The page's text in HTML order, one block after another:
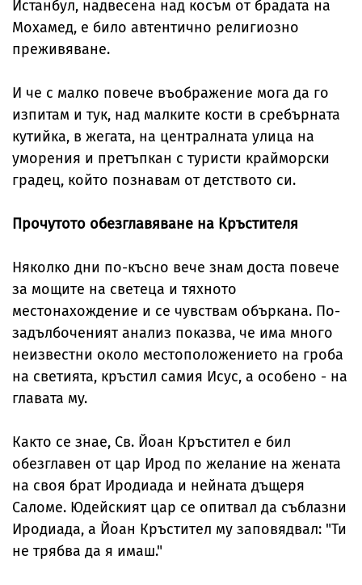
Истанбул, надвесена над косъм от брадата на
Мохамед, е било автентично религиозно
преживяване.
И че с малко повече въображение мога да го
изпитам и тук, над малките кости в сребърната
кутийка, в жегата, на централната улица на
уморения и претъпкан с туристи крайморски
градец, който познавам от детството си.
Прочутото обезглавяване на Кръстителя
Няколко дни по-късно вече знам доста повече
за мощите на светеца и тяхното
местонахождение и се чувствам объркана. По-
задълбоченият анализ показва, че има много
неизвестни около местоположението на гроба
на светията, кръстил самия Исус, а особено - на
главата му.
Както се знае, Св. Йоан Кръстител е бил
обезглавен от цар Ирод по желание на жената
на своя брат Иродиада и нейната дъщеря
Саломе. Юдейският цар се опитвал да съблазни
Иродиада, а Йоан Кръстител му заповядвал: "Ти
не трябва да я имаш."